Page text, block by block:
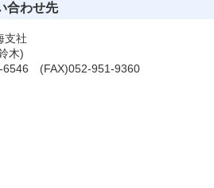
合わせ先
支社
木)
6546 (FAX)052-951-9360